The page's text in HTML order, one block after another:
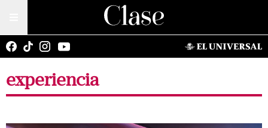
experiencia